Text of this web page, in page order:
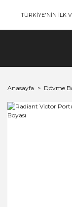
TÜRKİYE'NİN İLK
Anasayfa Dövme